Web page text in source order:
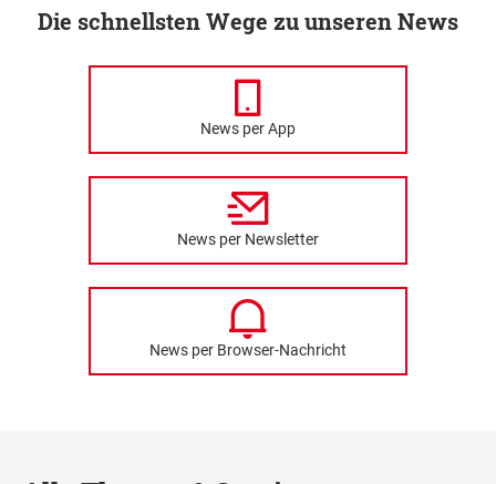
Die schnellsten Wege zu unseren News
News per App
News per Newsletter
News per Browser-Nachricht